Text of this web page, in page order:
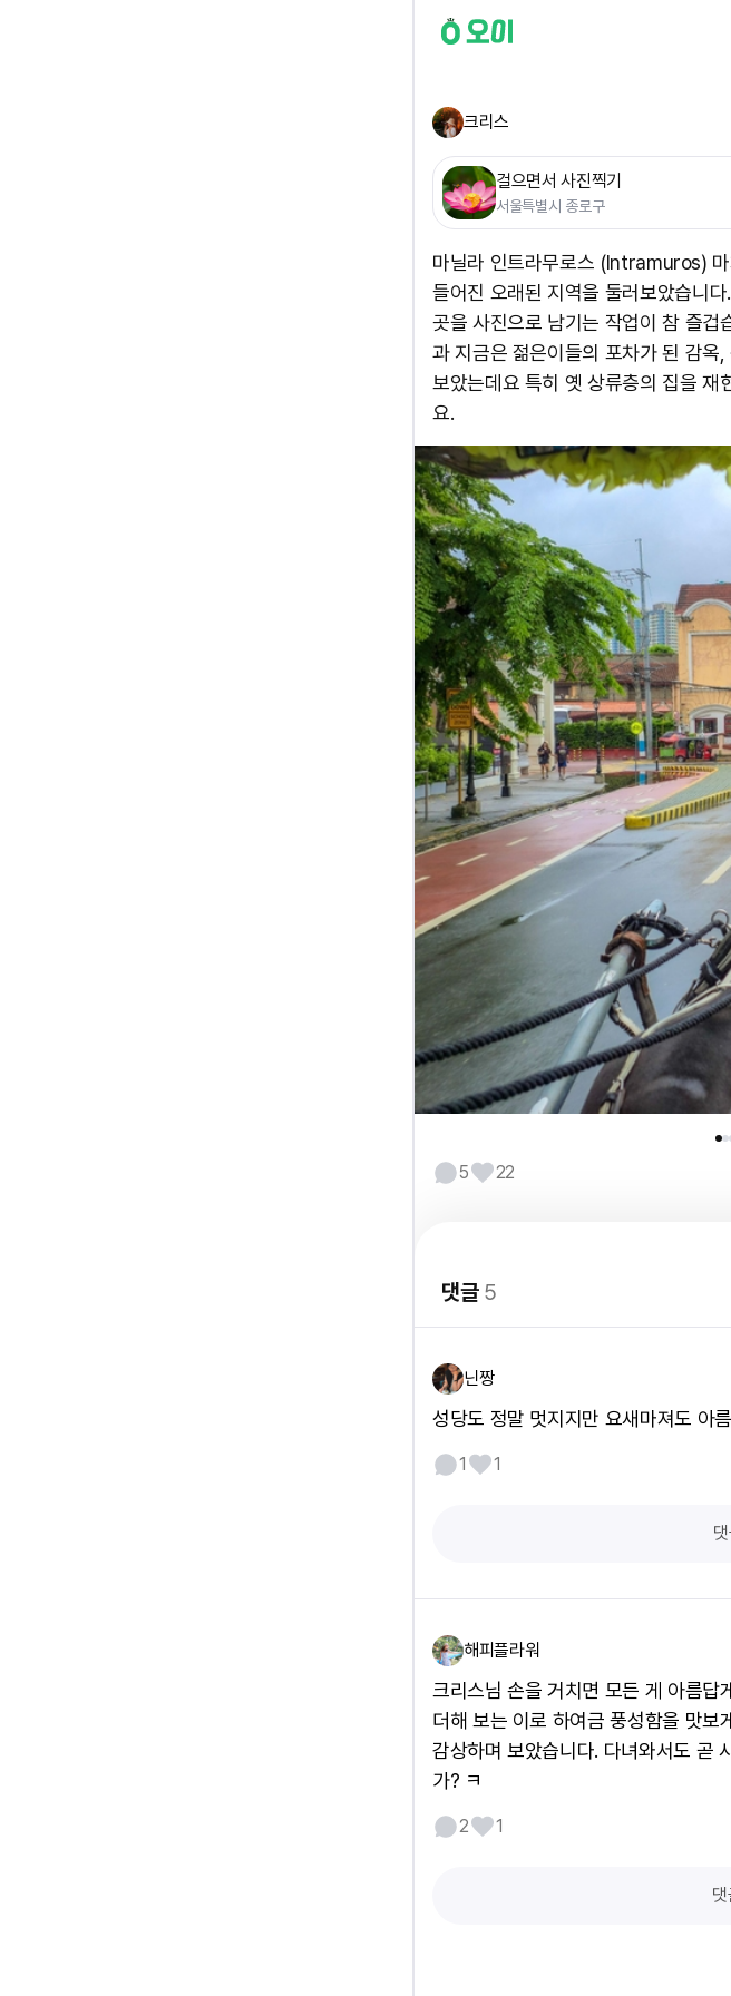
크리스
걸으면서 사진찍기
서울특별시 종로구
마닐라 인트라무로스 (Intramuros)
들어진 오래된 지역을 둘러보았습니
곳을 사진으로 남기는 작업이 참 즐겁
과 지금은 젊은이들의 포차가 된 감옥
보았는데요 특히 옛 상류층의 집을 재
요.
5 22
댓글5
닌짱
성당도 정말 멋지지만 요새마져도 아
1 1
해피플라워
크리스님 손을 거치면 모든 게 아름답
더해 보는 이로 하여금 풍성함을 맛보
감상하며 보았습니다. 다녀와서도 곧
가? ㅋ
2 1